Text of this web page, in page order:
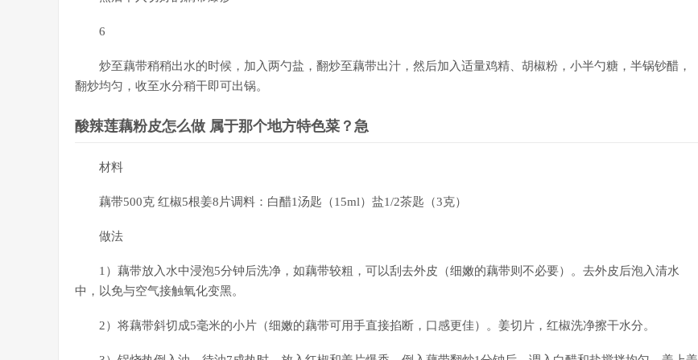
6
炒至藕带稍稍出水的时候，加入两勺盐，翻炒至藕带出汁，然后加入适量鸡精、胡椒粉，小半勺糖，半锅钞醋，
翻炒均匀，收至水分稍干即可出锅。
酸辣莲藕粉皮怎么做 属于那个地方特色菜？急
材料
藕带500克 红椒5根姜8片调料：白醋1汤匙（15ml）盐1/2茶匙（3克）
做法
1）藕带放入水中浸泡5分钟后洗净，如藕带较粗，可以刮去外皮（细嫩的藕带则不必要）。去外皮后泡入清水
中，以免与空气接触氧化变黑。
2）将藕带斜切成5毫米的小片（细嫩的藕带可用手直接掐断，口感更佳）。姜切片，红椒洗净擦干水分。